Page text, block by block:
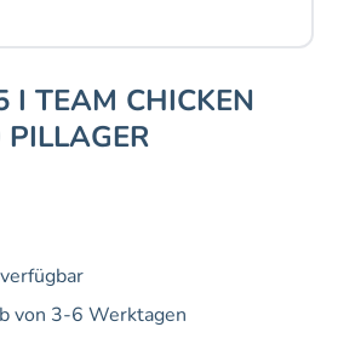
I TEAM CHICKEN
von 3-6 Werktagen